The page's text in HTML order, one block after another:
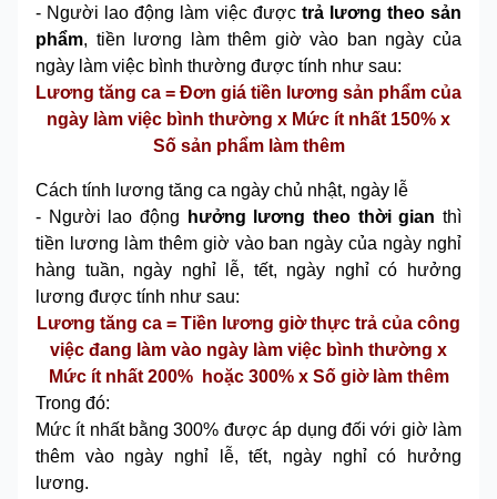
- Người lao động làm việc được trả lương theo sản
phẩm, tiền lương làm thêm giờ vào ban ngày của
ngày làm việc bình thường được tính như sau:
Lương tăng ca = Đơn giá tiền lương sản phẩm của
ngày làm việc bình thường x Mức ít nhất 150% x
Số sản phẩm làm thêm
Cách tính lương tăng ca ngày chủ nhật, ngày lễ
- Người lao động
hưởng lương theo thời gian thì
tiền lương làm thêm giờ vào ban ngày của ngày nghỉ
hàng tuần, ngày nghỉ lễ, tết, ngày nghỉ có hưởng
lương được tính như sau:
Lương tăng ca = Tiền lương giờ thực trả của công
việc đang làm vào ngày làm việc bình thường x
Mức ít nhất 200% hoặc 300% x Số giờ làm thêm
Trong đó:
Mức ít nhất bằng 300% được áp dụng đối với giờ làm
thêm vào ngày nghỉ lễ, tết, ngày nghỉ có hưởng
lương.